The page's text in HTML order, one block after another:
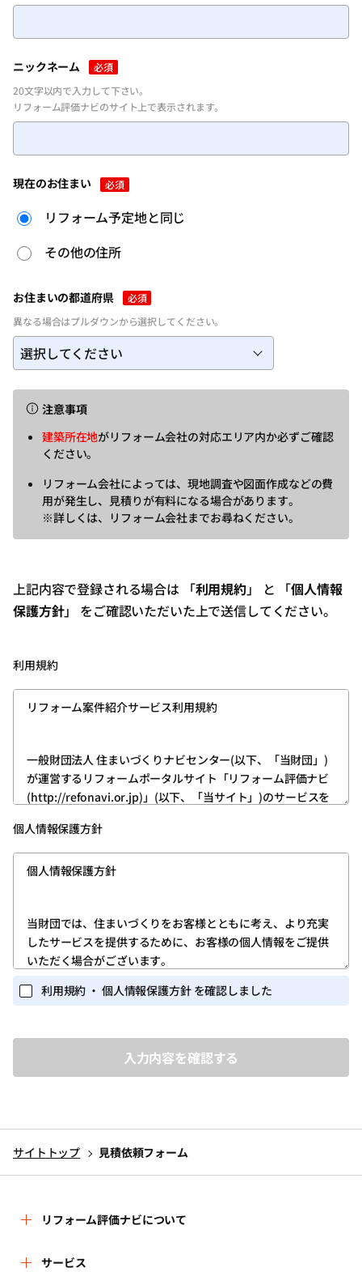
ニックネーム
必須
20文字以内で入力して下さい。
リフォーム評価ナビのサイト上で表示されます。
現在のお住まい 必須
リフォーム予定地と同じ
その他の住所
お住まいの都道府県
必須
異なる場合はプルダウンから選択してください。
注意事項
建築所在地がリフォーム会社の対応エリア内か必ずご確認
ください。
リフォーム会社によっては、現地調査や図面作成などの費
用が発生し、見積りが有料になる場合があります。
※詳しくは、リフォーム会社までお尋ねください。
上記内容で登録される場合は 「利用規約」 と 「個人情報
保護方針」 をご確認いただいた上で送信してください。
利用規約
リフォーム案件紹介サービス利用規約
一般財団法人 住まいづくりナビセンター(以下、「当財団」)
が運営するリフォームポータルサイト「リフォーム評価ナビ
(http://refonavi.or.jp)」(以下、「当サイト」)のサービスを
次の内容をお読みいただき、その内容を理解したうえ、ご同
意いただける方は、所定の方法でユーザー登録をお願いいた
します。
第1条 (ユーザー登録)
1.ユーザー登録は、当サイトのトップページの「新規登録」
ボタンをクリックしていただき、「ログイン・新規登録画
い。
ジ(以下、「マイページ」)が提供されます。
ユーザーは、マイページにおいては、次条に定めるサービ
スを利用いただくことができます。
当サイトのサービスを利用する可能性があります。ユー
ウントに関しては慎重に管理してください。
個人情報保護方針
個人情報保護方針
当財団では、住まいづくりをお客様とともに考え、より充実
したサービスを提供するために、お客様の個人情報をご提供
いただく場合がございます。
いても、個人情報を収集する場合がございます。
定めるとともに、これを実行し維持することを宣言いたしま
を取得いたします。
2.個人情報を、本人から直接書面によって取得する場合は、
当財団名、個人情報保護管理者名及び連絡先、利用目的等
ます。
で行います。
利用規約 ・ 個人情報保護方針 を確認しました
サイトトップ 見積依頼フォーム
リフォーム評価ナビについて
リフォーム評価ナビとは
サービス